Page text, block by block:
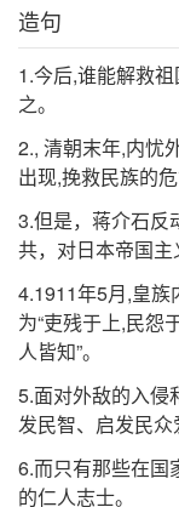
造句
1.今后,谁能解救
之。
2., 清朝末年,内忧
出现,挽救民族的危
3.但是，蒋介石反
共，对日本帝国主
4.1911年5月,皇族
为“吏残于上,民怨
人皆知”。
5.面对外敌的入侵
发民智、启发民众
6.而只有那些在国
的仁人志士。